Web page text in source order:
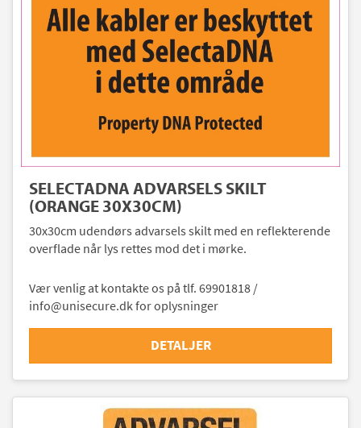
SELECTADNA ADVARSELS SKILT
(ORANGE 30X30CM)
30x30cm udendørs advarsels skilt med en reflekterende
overflade når lys rettes mod det i mørke.
Vær venlig at kontakte os på tlf. 69901818 /
info@unisecure.dk for oplysninger
DETALJER